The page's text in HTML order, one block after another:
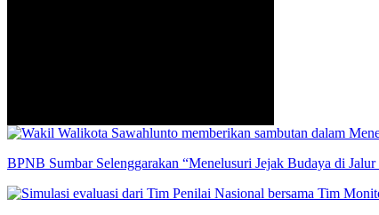
info heading
BPNB Sumbar Selenggarakan “Menelusuri Jejak Budaya di